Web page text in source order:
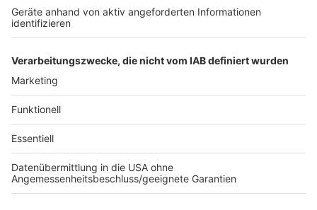
©Camalia MN | AdobeStock_1889357184
Anzeige